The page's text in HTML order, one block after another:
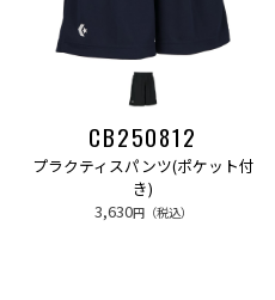
CB250812
プラクティスパンツ(ポケット付
き)
3,630円（税込）